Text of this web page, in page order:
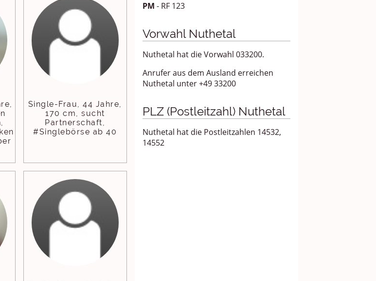
Single-Frau, 44 Jahre,
170 cm, sucht
Partnerschaft,
#Singlebörse ab 40
PM - RF 123
Vorwahl Nuthetal
Nuthetal hat die Vorwahl 033200.
Anrufer aus dem Ausland erreichen
Nuthetal unter +49 33200
PLZ (Postleitzahl) Nuthetal
Nuthetal hat die Postleitzahlen 14532,
14552